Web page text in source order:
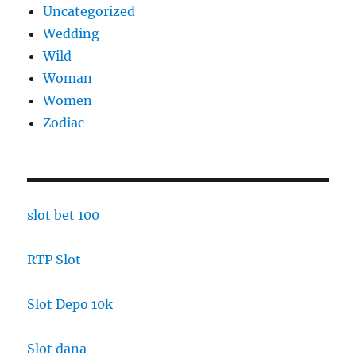
Uncategorized
Wedding
Wild
Woman
Women
Zodiac
slot bet 100
RTP Slot
Slot Depo 10k
Slot dana